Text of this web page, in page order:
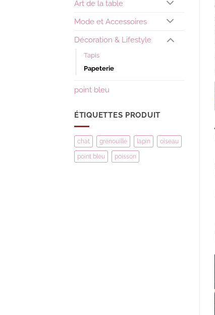
Art de la table
Mode et Accessoires
Décoration & Lifestyle
Tapis
Papeterie
point bleu
ÉTIQUETTES PRODUIT
chat grenouille lapin oiseau
point bleu poisson